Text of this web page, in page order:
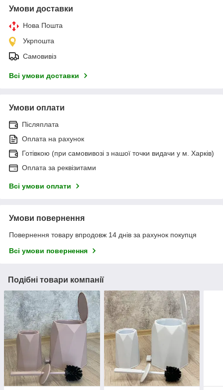
Умови доставки
Нова Пошта
Укрпошта
Самовивіз
Всі умови доставки
Умови оплати
Післяплата
Оплата на рахунок
Готівкою (при самовивозі з нашої точки видачи у м. Харків)
Оплата за реквізитами
Всі умови оплати
Умови повернення
Повернення товару впродовж 14 днів за рахунок покупця
Всі умови повернення
Подібні товари компанії